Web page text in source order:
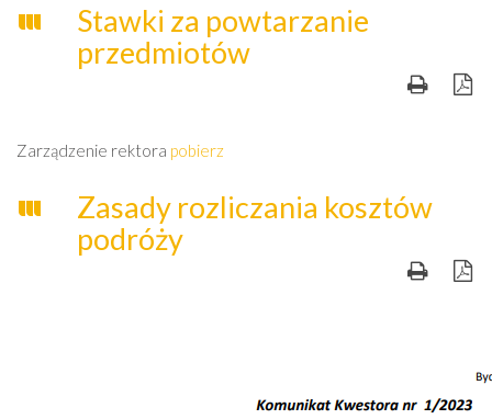
Stawki za powtarzanie
przedmiotów
Zarządzenie rektora pobierz
Zasady rozliczania kosztów
podróży